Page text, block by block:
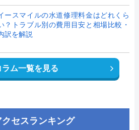
ースマイルの水道修理料金はどれくら
？トラブル別の費用目安と相場比較・
訳を解説
ラム一覧を見る
クセスランキング